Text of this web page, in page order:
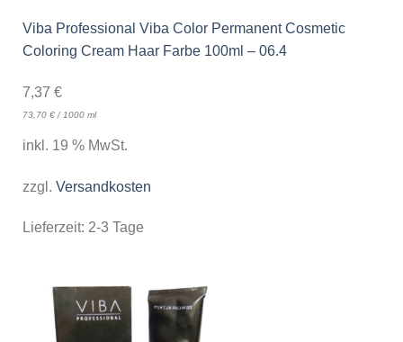
Viba Professional Viba Color Permanent Cosmetic
Coloring Cream Haar Farbe 100ml – 06.4
7,37 €
73,70 €/ 1000 ml
inkl. 19 % MwSt.
zzgl. Versandkosten
Lieferzeit: 2-3 Tage